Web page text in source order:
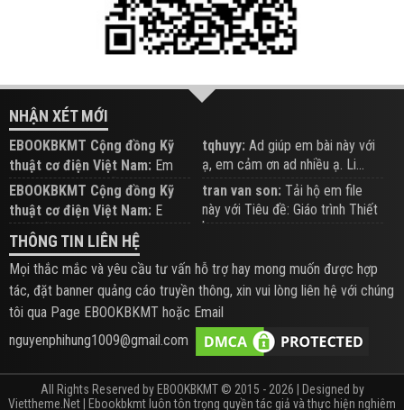
NHẬN XÉT MỚI
EBOOKBKMT Cộng đồng Kỹ
thuật cơ điện Việt Nam: Em
đăng trên Group hỗ trợ nhé
tqhuyy: Ad giúp em bài này với
ạ, em cảm ơn ad nhiều ạ. Li...
EBOOKBKMT Cộng đồng Kỹ
thuật cơ điện Việt Nam: E
xem hỗ trợ trên Group
tran van son: Tải hộ em file
này với Tiêu đề: Giáo trình Thiết
b...
THÔNG TIN LIÊN HỆ
Mọi thắc mắc và yêu cầu tư vấn hỗ trợ hay mong muốn được hợp
tác, đặt banner quảng cáo truyền thông, xin vui lòng liên hệ với chúng
tôi qua Page EBOOKBKMT hoặc Email
nguyenphihung1009@gmail.com
All Rights Reserved by EBOOKBKMT © 2015 - 2026 | Designed by
Viettheme.Net | Ebookbkmt luôn tôn trọng quyền tác giả và thực hiện nghiêm